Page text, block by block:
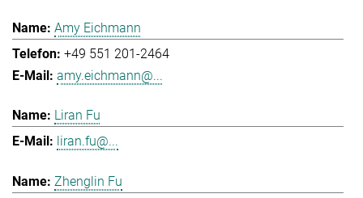
Amy Eichmann
+49 551 201-2464
amy.eichmann@...
Liran Fu
liran.fu@...
Zhenglin Fu